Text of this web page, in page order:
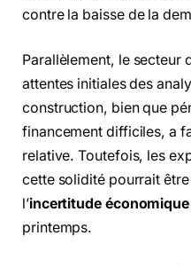
contre la baisse de la
Parallèlement, le secteur
attentes initiales des
construction, bien que
financement difficiles, a
relative. Toutefois, les
cette solidité pourrait
l’incertitude économique
printemps.